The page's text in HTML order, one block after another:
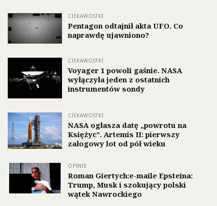
CIEKAWOSTKI
Pentagon odtajnił akta UFO. Co
naprawdę ujawniono?
CIEKAWOSTKI
Voyager 1 powoli gaśnie. NASA
wyłączyła jeden z ostatnich
instrumentów sondy
CIEKAWOSTKI
NASA ogłasza datę „powrotu na
Księżyc”. Artemis II: pierwszy
załogowy lot od pół wieku
OPINIE
Roman Giertych:e-maile Epsteina:
Trump, Musk i szokujący polski
wątek Nawrockiego